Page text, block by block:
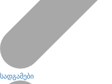
სადგამები